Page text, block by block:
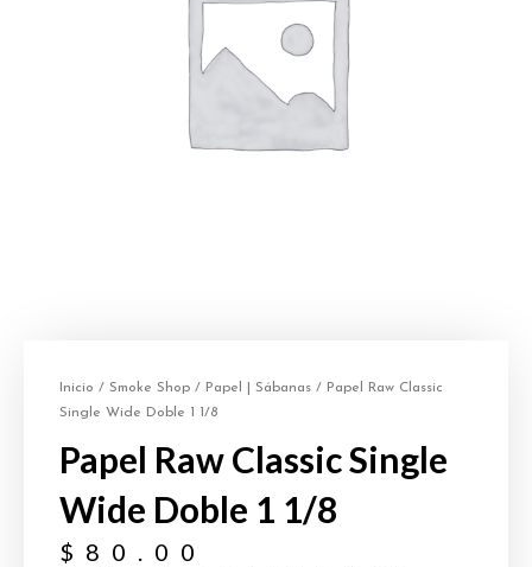
Inicio / Smoke Shop / Papel | Sábanas / Papel Raw Classic
Single Wide Doble 1 1/8
Papel Raw Classic Single
Wide Doble 1 1/8
$ 80.00